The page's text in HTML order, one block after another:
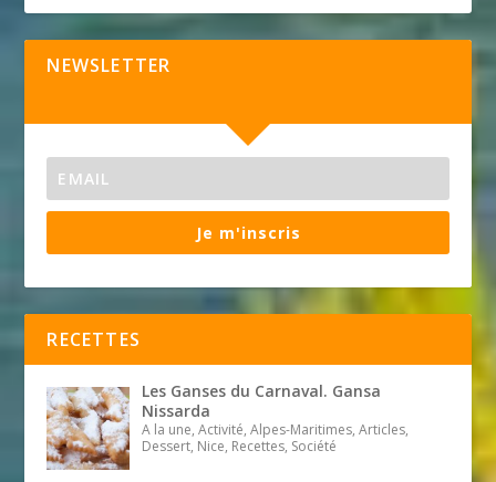
NEWSLETTER
Je m'inscris
RECETTES
Les Ganses du Carnaval. Gansa
Nissarda
A la une, Activité, Alpes-Maritimes, Articles,
Dessert, Nice, Recettes, Société